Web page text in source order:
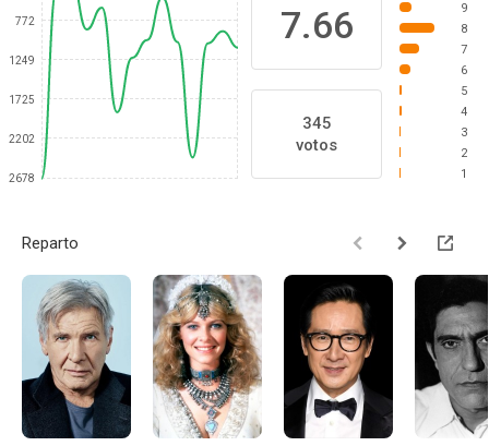
772
1249
1725
2202
2678
7.66
345
votos
9
8
7
6
5
4
3
2
1
Reparto